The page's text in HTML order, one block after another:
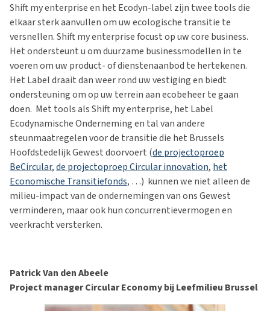
Shift my enterprise en het Ecodyn-label zijn twee tools die
elkaar sterk aanvullen om uw ecologische transitie te
versnellen. Shift my enterprise focust op uw core business.
Het ondersteunt u om duurzame businessmodellen in te
voeren om uw product- of dienstenaanbod te hertekenen.
Het Label draait dan weer rond uw vestiging en biedt
ondersteuning om op uw terrein aan ecobeheer te gaan
doen. Met tools als Shift my enterprise, het Label
Ecodynamische Onderneming en tal van andere
steunmaatregelen voor de transitie die het Brussels
Hoofdstedelijk Gewest doorvoert (de projectoproep
BeCircular,de projectoproep Circular innovation, het
Economische Transitiefonds, …) kunnen we niet alleen de
milieu-impact van de ondernemingen van ons Gewest
verminderen, maar ook hun concurrentievermogen en
veerkracht versterken.
Patrick Van den Abeele
Project manager Circular Economy bij Leefmilieu Brussel